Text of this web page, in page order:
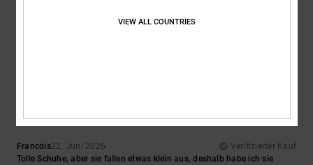
Francois22. Juni 2026
Verifizierter Kauf
Tolle Schuhe, aber sie fallen etwas klein aus, deshalb habe ich sie
VIEW ALL COUNTRIES